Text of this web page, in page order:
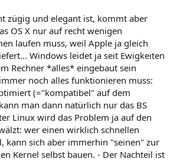
zügig und elegant ist, kommt aber
OS X nur auf recht wenigen
laufen muss, weil Apple ja gleich
Windows leidet ja seit Ewigkeiten
Rechner *alles* eingebaut sein
noch alles funktionieren muss:
(="kompatibel" auf dem
man dann natürlich nur das BS
Linux wird das Problem ja auf den
wer einen wirklich schnellen
kann sich aber immerhin "seinen" zur
Kernel selbst bauen. - Der Nachteil ist